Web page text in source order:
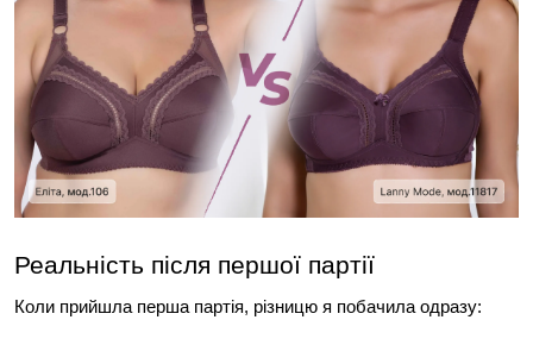
Реальність після першої партії
Коли прийшла перша партія, різницю я побачила одразу: